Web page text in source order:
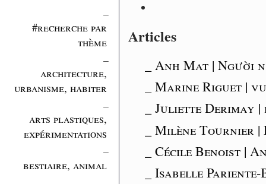
#recherche par
thème
architecture,
urbanisme, habiter
arts plastiques,
expérimentations
bestiaire, animal
Articles
_ Anh Mat |
_ Marine Riguet |
_ Juliette Derimay
_ Milène Tournier
_ Cécile Benoist |
_ Isabelle